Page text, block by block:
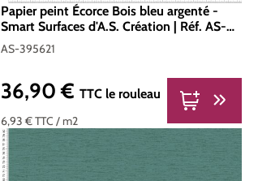
Papier peint Écorce Bois bleu argenté -
Smart Surfaces d'A.S. Création | Réf. AS-
395621
AS-395621
6,93 €TTC / m2
Prix régulier :
36,90 € TTC le rouleau